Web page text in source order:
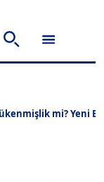
mi? Yeni